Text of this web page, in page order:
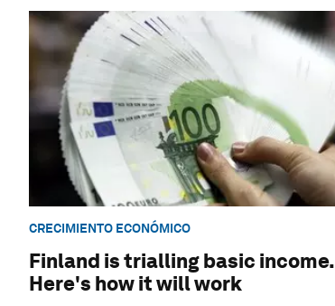
CRECIMIENTO ECONÓMICO
Finland is trialling basic income.
Here's how it will work